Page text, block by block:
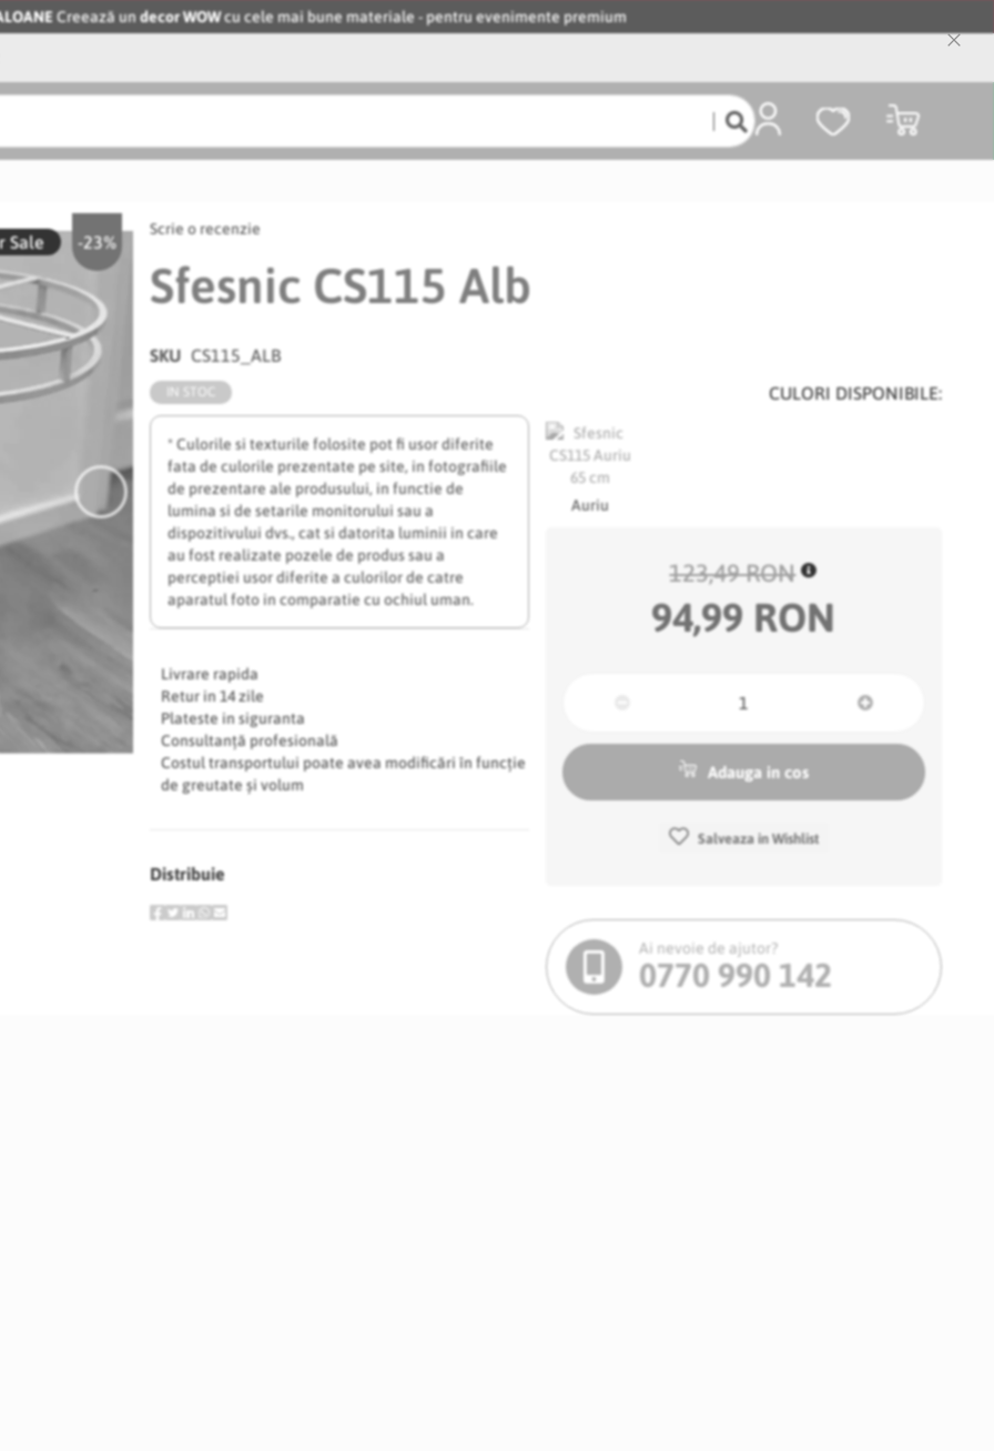
Creează undecor WOWcu cele mai bune materiale - pentru evenimente premium
Coșul meu
-23%
Sale
Scrie o recenzie
Sfesnic CS115 Alb
SKU CS115_ALB
* Culorile si texturile folosite pot fi usor diferite
fata de culorile prezentate pe site, in fotografiile
de prezentare ale produsului, in functie de
lumina si de setarile monitorului sau a
dispozitivului dvs., cat si datorita luminii in care
au fost realizate pozele de produs sau a
perceptiei usor diferite a culorilor de catre
aparatul foto in comparatie cu ochiul uman.
Livrare rapida
Retur in 14 zile
Plateste in siguranta
Consultanță profesională
Costul transportului poate avea modificări în funcție
de greutate și volum
Distribuie
CULORI DISPONIBILE:
Auriu
123,49 RON
94,99 RON
Adauga in cos
Salveaza in Wishlist
Ai nevoie de ajutor?
0770 990 142